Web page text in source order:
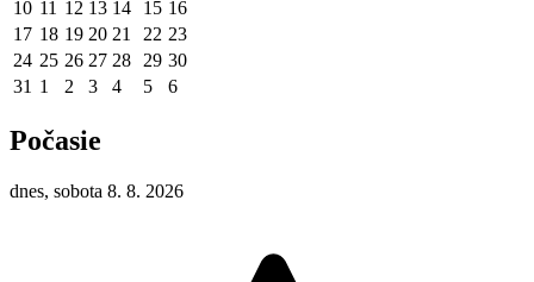
10 11 12 13 14 15 16
17 18 19 20 21 22 23
24 25 26 27 28 29 30
31 1 2 3 4 5 6
Počasie
dnes, sobota 8. 8. 2026